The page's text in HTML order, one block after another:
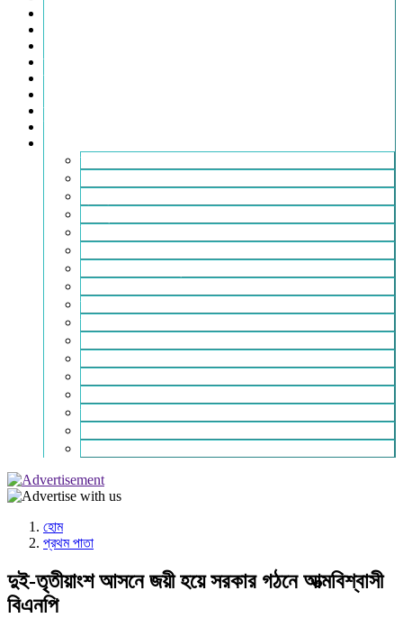
হোম
প্রথম পাতা
দুই-তৃতীয়াংশ আসনে জয়ী হয়ে সরকার গঠনে আত্মবিশ্বাসী
বিএনপি